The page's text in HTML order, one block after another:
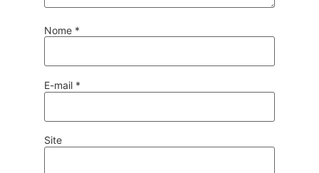
Nome *
E-mail *
Site